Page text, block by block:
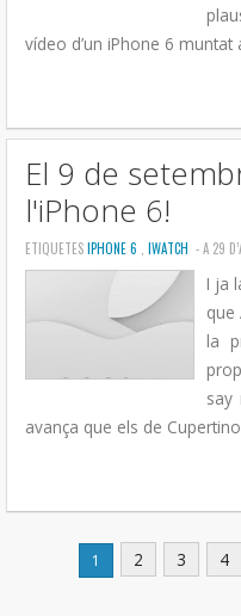
vídeo d’un iPhone 6
El 9 de
l'iPhone 6!
ETIQUETESIPHONE 6 , IWATCH - A 29
I ja
que
la
say
avança que els de
1 2 3 4